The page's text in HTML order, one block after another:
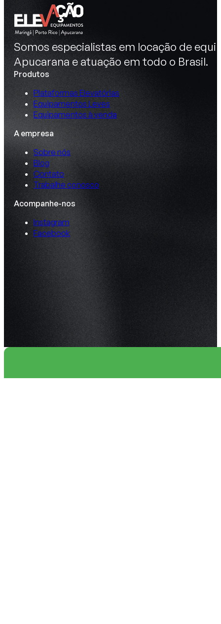
Somos especialistas em locação de
Apucarana e atuação em todo o Brasil.
Produtos
Plataformas Elevatórias
Equipamentos Leves
Equipamentos à venda
A empresa
Sobre nós
Blog
Contato
Trabalhe conosco
Acompanhe-nos
Instagram
Facebook